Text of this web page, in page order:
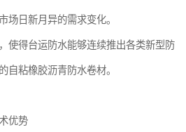
场日新月异的需求变化。
使得台运防水能够连续推出各类新型防
自粘橡胶沥青防水卷材。
优势